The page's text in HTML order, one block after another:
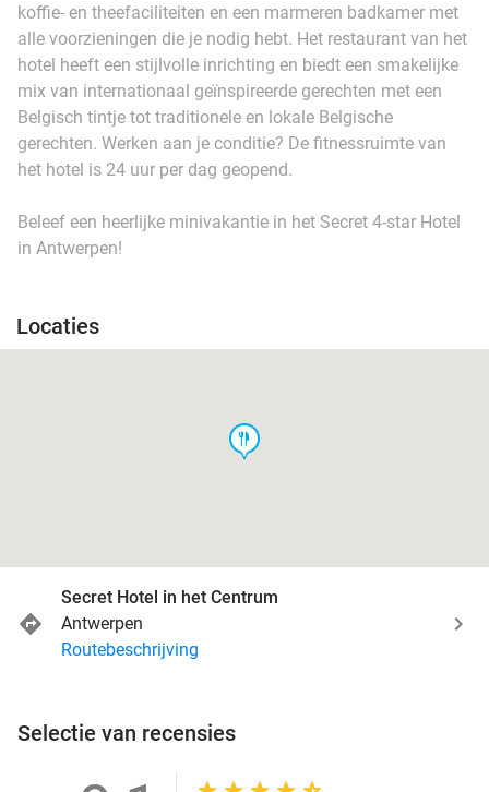
koffie- en theefaciliteiten en een marmeren badkamer met
alle voorzieningen die je nodig hebt. Het restaurant van het
hotel heeft een stijlvolle inrichting en biedt een smakelijke
mix van internationaal geïnspireerde gerechten met een
Belgisch tintje tot traditionele en lokale Belgische
gerechten. Werken aan je conditie? De fitnessruimte van
het hotel is 24 uur per dag geopend.
Beleef een heerlijke minivakantie in het Secret 4-star Hotel
in Antwerpen!
Locaties
food
Secret Hotel in het Centrum
Antwerpen
Routebeschrijving
Selectie van recensies